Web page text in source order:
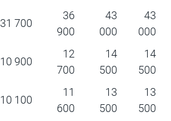
31 700
36
900
43
000
43
000
10 900
12
700
14
500
14
500
10 100
11
600
13
500
13
500